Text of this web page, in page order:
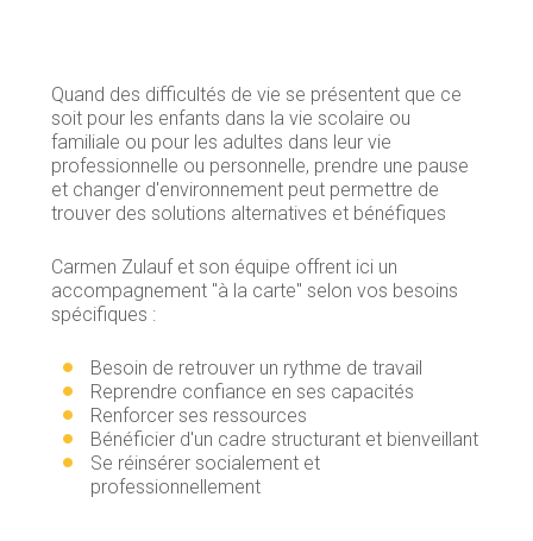
Quand des difficultés de vie se présentent que ce
soit pour les enfants dans la vie scolaire ou
familiale ou pour les adultes dans leur vie
professionnelle ou personnelle, prendre une pause
et changer d'environnement peut permettre de
trouver des solutions alternatives et bénéfiques
Carmen Zulauf et son équipe offrent ici un
accompagnement "à la carte" selon vos besoins
spécifiques :
Besoin de retrouver un rythme de travail
Reprendre confiance en ses capacités
Renforcer ses ressources
Bénéficier d'un cadre structurant et bienveillant
Se réinsérer socialement et
professionnellement